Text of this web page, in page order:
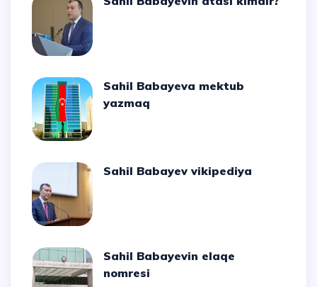
Sahil Babayeva mektub
yazmaq
Sahil Babayev vikipediya
Sahil Babayevin elaqe
nomresi